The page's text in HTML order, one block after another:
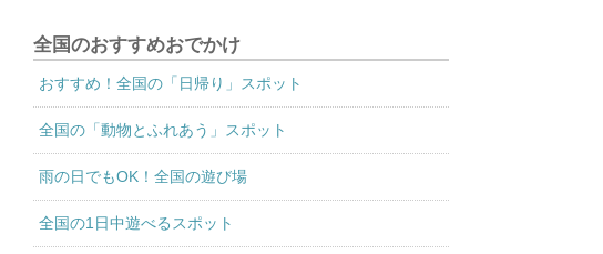
全国のおすすめおでかけ
おすすめ！全国の「日帰り」スポット
全国の「動物とふれあう」スポット
雨の日でもOK！全国の遊び場
全国の1日中遊べるスポット